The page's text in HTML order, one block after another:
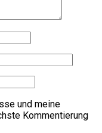
und meine
Kommentierung